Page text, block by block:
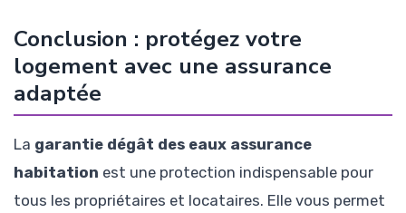
Conclusion : protégez votre
logement avec une assurance
adaptée
La garantie dégât des eaux assurance
habitation est une protection indispensable pour
tous les propriétaires et locataires. Elle vous permet